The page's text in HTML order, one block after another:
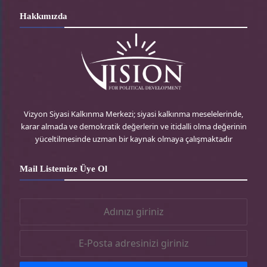
havalimanına indi. Turistlerimiz İsrail ve Filistin kökenli,
Bodrum ve Marmaris otellerini tercih ettiler. Nisan ayı
boyunca İsrail’de bir bayram var bu bayram vesilesiyle
22 charter seferimiz olacak. Yani yaklaşık 4 bin turist
gelecek bu şekilde. İsrail’den turistlerimiz son 2 yıldır
sayısı daha az” dedi.`iii`
Ankara Ticaret Odası İşbirliği Protokolü
Kudüs Arap Ticaret ve Sanayi Odası Yönetim
Kurulu Başkanı Kamal Obedat, Filistin ile
Ankara'nın ticaretini geliştirmeye zemin
oluşturmak üzere Ankara Ticaret Odası (ATO) ile
Hakkımızda
Vizyon Siyasi Kalkınma Merkezi; siyasi kalkınma meselelerinde,
karar almada ve demokratik değerlerin ve itidalli olma değerinin
yüceltilmesinde uzman bir kaynak olmaya çalışmaktadır
Mail Listemize Üye Ol